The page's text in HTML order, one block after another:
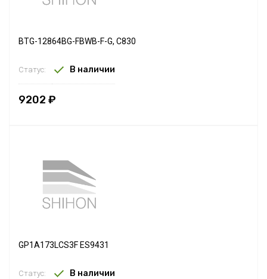
BTG-12864BG-FBWB-F-G, C830
Статус: В наличии
9202 ₽
GP1A173LCS3F ES9431
Статус: В наличии